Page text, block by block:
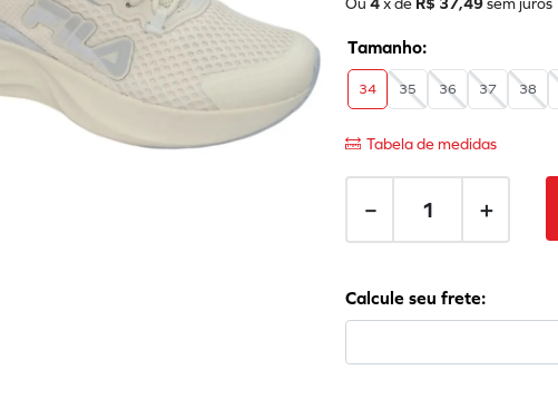
Ou4x de R$ 37,49sem juros
34 35 36 37 38
Tabela de medidas
＋
－